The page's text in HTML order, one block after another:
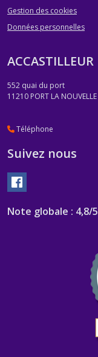
Gestion des cookies
Données personnelles
ACCASTILLEUR
552 quai du port
11210 PORT LA NOUVELLE
Téléphone
Suivez nous
Note globale : 4,8/5